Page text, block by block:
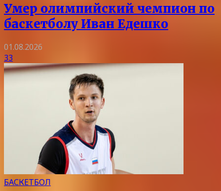
Умер олимпийский чемпион по
баскетболу Иван Едешко
01.08.2026
33
БАСКЕТБОЛ